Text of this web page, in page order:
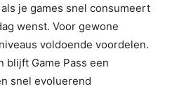
je games snel consumeert
wenst. Voor gewone
voldoende voordelen.
blijft Game Pass een
snel evoluerend